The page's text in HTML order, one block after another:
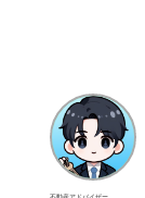
不動産アドバイザー